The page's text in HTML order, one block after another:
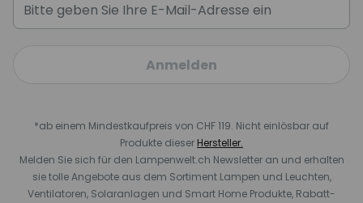
Anmelden
*ab einem Mindestkaufpreis von CHF 119. Nicht einlösbar auf
Produkte dieser Hersteller.
Melden Sie sich für den Lampenwelt.ch Newsletter an und erhalten
sie tolle Angebote aus dem Sortiment Lampen und Leuchten,
Ventilatoren, Solaranlagen und Smart Home Produkte, Rabatt-